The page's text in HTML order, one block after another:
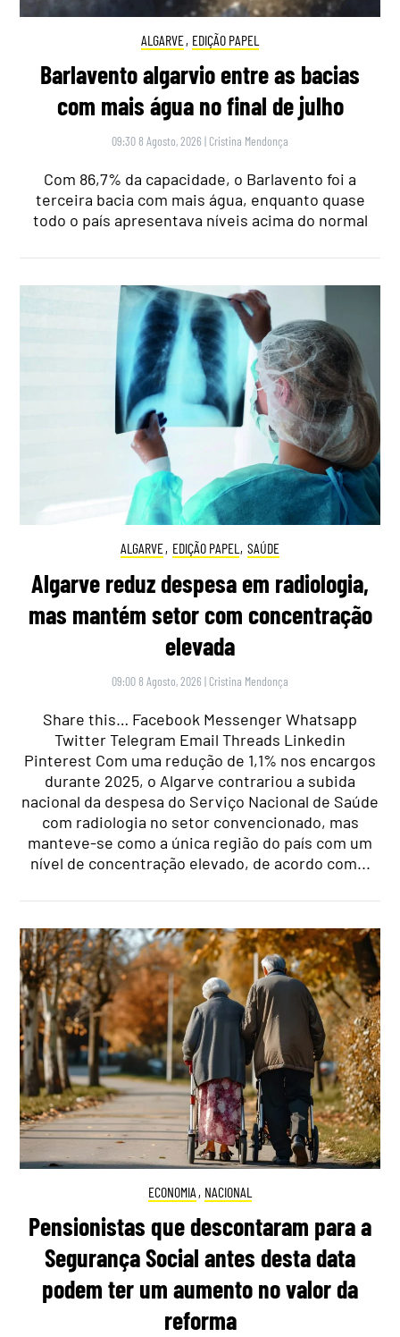
ALGARVE, EDIÇÃO PAPEL
Barlavento algarvio entre as bacias
com mais água no final de julho
09:30 8 Agosto, 2026 | Cristina Mendonça
Com 86,7% da capacidade, o Barlavento foi a
terceira bacia com mais água, enquanto quase
todo o país apresentava níveis acima do normal
ALGARVE, EDIÇÃO PAPEL , SAÚDE
Algarve reduz despesa em radiologia,
mas mantém setor com concentração
elevada
09:00 8 Agosto, 2026 | Cristina Mendonça
Share this… Facebook Messenger Whatsapp
Twitter Telegram Email Threads Linkedin
Pinterest Com uma redução de 1,1% nos encargos
durante 2025, o Algarve contrariou a subida
nacional da despesa do Serviço Nacional de Saúde
com radiologia no setor convencionado, mas
manteve-se como a única região do país com um
nível de concentração elevado, de acordo com...
ECONOMIA , NACIONAL
Pensionistas que descontaram para a
Segurança Social antes desta data
podem ter um aumento no valor da
reforma